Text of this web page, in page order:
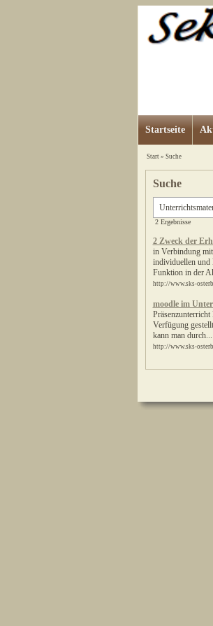
Startseite
Start» Suche
Suche
2 Ergebnisse
2 Zweck der
in Verbindung
individuellen und
Funktion in der
http://www.sks-
moodle im
Verfügung
kann man durch...
http://www.sks-